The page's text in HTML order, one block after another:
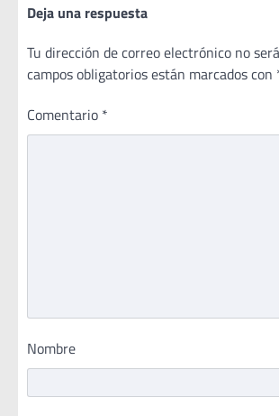
Deja una respuesta
Tu dirección de correo electrónico no
campos obligatorios están marcados con
Comentario *
Nombre